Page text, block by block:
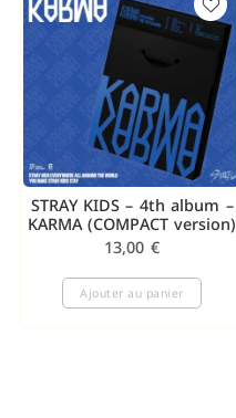
STRAY KIDS – 4th album –
KARMA (COMPACT version)
13,00 €
Ajouter au panier